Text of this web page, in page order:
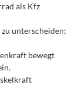
als Kfz
unterscheiden:
bewegt